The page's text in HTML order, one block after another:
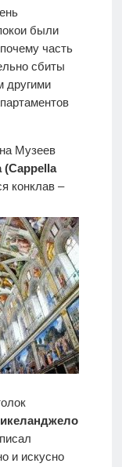
были
часть
сбиты
другими
Музеев
(Cappella
конклав –
и искусно